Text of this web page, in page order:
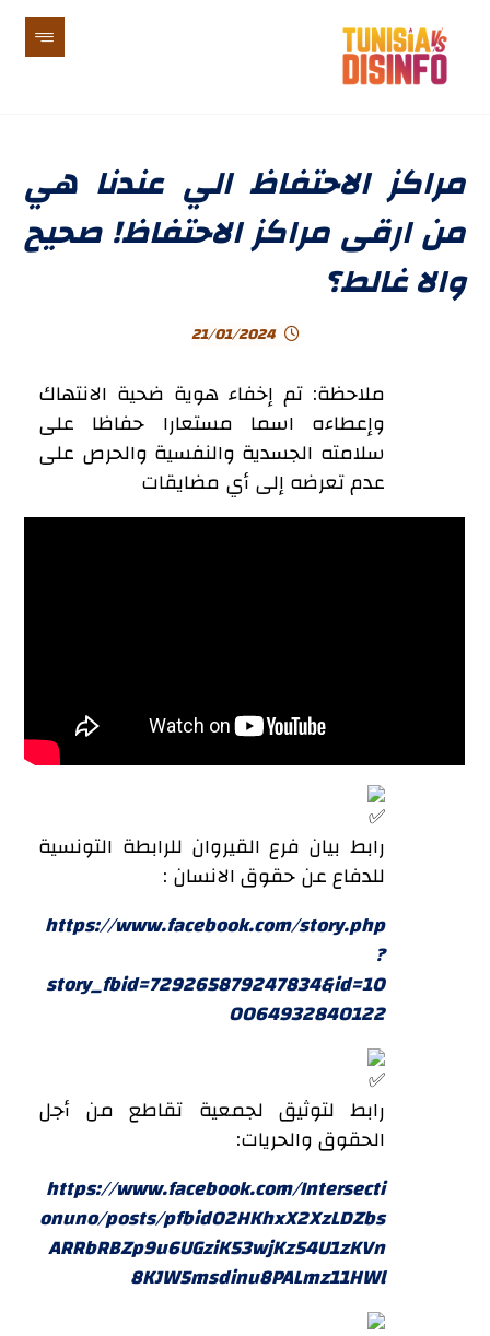
مراكز الاحتفاظ الي عندنا هي
من ارقى مراكز الاحتفاظ! صحيح
والا غالط؟
21/01/2024
ملاحظة: تم إخفاء هوية ضحية الانتهاك
وإعطاءه اسما مستعارا حفاظا على
سلامته الجسدية والنفسية والحرص على
عدم تعرضه إلى أي مضايقات
رابط بيان فرع القيروان للرابطة التونسية
للدفاع عن حقوق الانسان :
https://www.facebook.com/story.php
?
story_fbid=729265879247834&id=10
0064932840122
رابط لتوثيق لجمعية تقاطع من أجل
الحقوق والحريات:
https://www.facebook.com/Intersecti
onuno/posts/pfbid02HKhxX2XzLDZbs
ARRbRBZp9u6UGziK53wjKz54U1zKVn
8KJW5msdinu8PALmz11HWl